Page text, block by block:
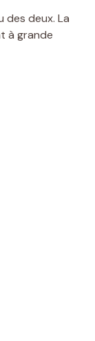
des deux. La
à grande